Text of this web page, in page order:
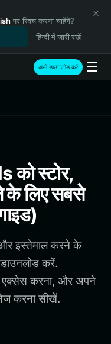
पर स्विच करना चाहेंगे?
हिन्दी में जारी रखें
अभी डाउनलोड करें
को स्टोर,
के लिए सबसे
इस्तेमाल करने के
करें.
एक्सेस करना, और अपने
करना सीखें.